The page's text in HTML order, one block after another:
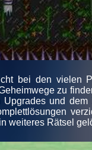
bei den vielen
zu
und
weiteres Rätsel